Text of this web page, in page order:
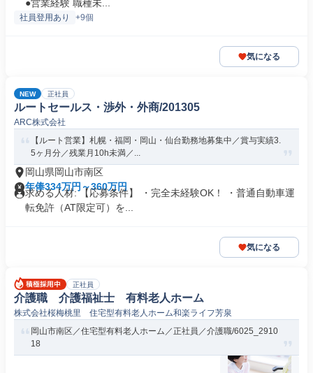
●営業経験 職種未...
社員登用あり +9個
気になる
NEW 正社員
ルートセールス・渉外・外商/201305
ARC株式会社
【ルート営業】札幌・福岡・岡山・仙台勤務地募集中／賞与実績3.
5ヶ月分／残業月10h未満／...
岡山県岡山市南区
年俸334万円～360万円
求める人材: 【応募条件】 ・完全未経験OK！ ・普通自動車運
転免許（AT限定可）を...
気になる
正社員
介護職 介護福祉士 有料老人ホーム
株式会社桜梅桃里 住宅型有料老人ホーム和楽ライフ芳泉
岡山市南区／住宅型有料老人ホーム／正社員／介護職/6025_2910
18